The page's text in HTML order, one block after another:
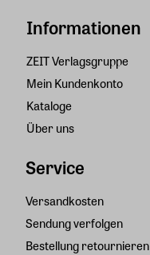
Informationen
ZEIT Verlagsgruppe
Mein Kundenkonto
Kataloge
Über uns
Service
Versandkosten
Sendung verfolgen
Bestellung retournieren